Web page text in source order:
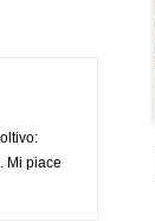
Mi piace